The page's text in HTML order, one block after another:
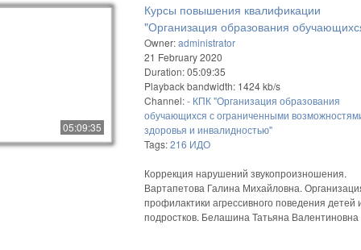
05:09:35
Курсы повышения квалификации
"Организация образования
ограниченными возможностями
инвалидностью"
Owner:administrator
21 February 2020
Duration: 05:09:35
Playback bandwidth: 1424 kb/s
Channel:- КПК "Организация образования
обучающихся с ограниченными
здоровья и инвалидностью"
Tags:216 ИДО
Коррекция нарушений звукопроизношения.
Вартапетова Галина Михайловна.
профилактики агрессивного поведения детей
подростков. Белашина Татьяна Валентиновна